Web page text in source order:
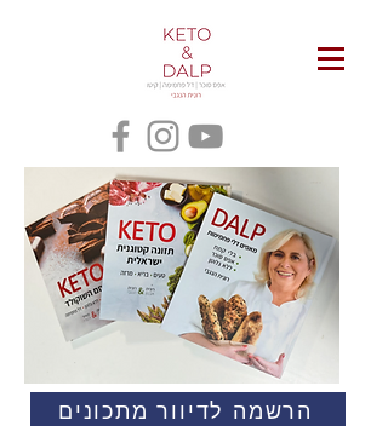
הרשמה לדיוור מתכונים